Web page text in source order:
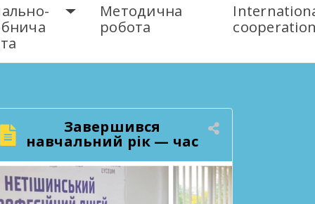
Методична
робота
Завершився
навчальний рік — час
підбити підсумки